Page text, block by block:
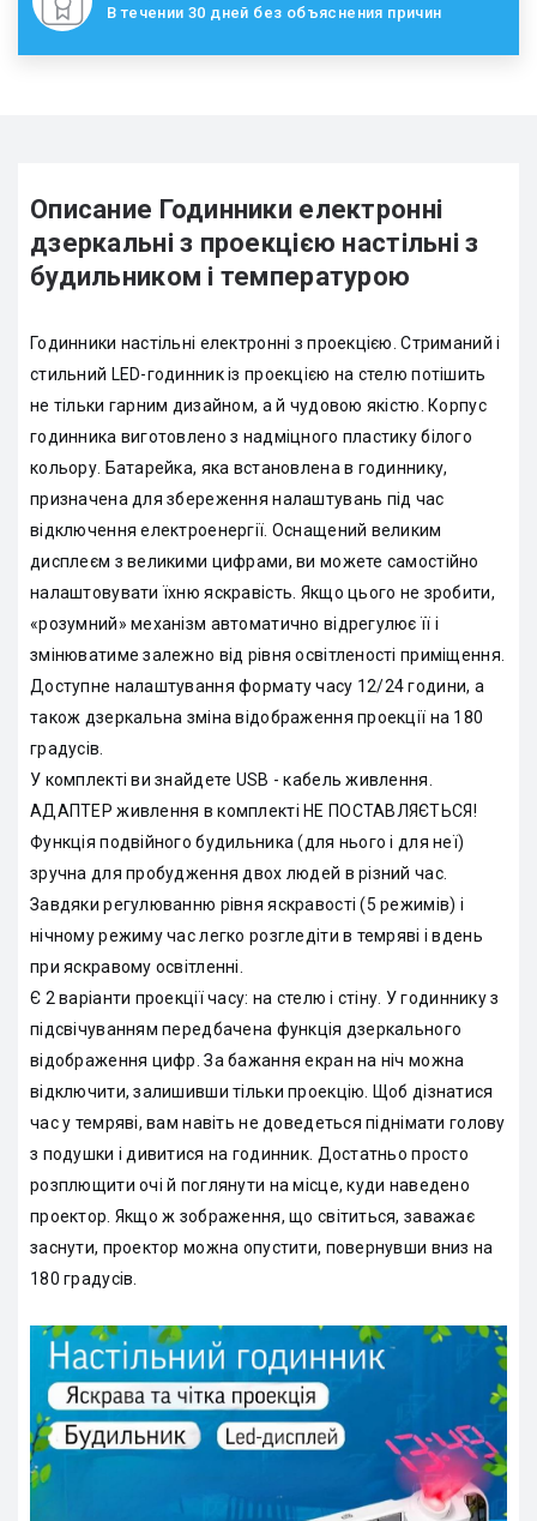
В течении 30 дней без объяснения причин
Описание Годинники електронні
дзеркальні з проекцією настільні з
будильником і температурою
Годинники настільні електронні з проекцією. Стриманий і
стильний LED-годинник із проекцією на стелю потішить
не тільки гарним дизайном, а й чудовою якістю. Корпус
годинника виготовлено з надміцного пластику білого
кольору. Батарейка, яка встановлена в годиннику,
призначена для збереження налаштувань під час
відключення електроенергії. Оснащений великим
дисплеєм з великими цифрами, ви можете самостійно
налаштовувати їхню яскравість. Якщо цього не зробити,
«розумний» механізм автоматично відрегулює її і
змінюватиме залежно від рівня освітленості приміщення.
Доступне налаштування формату часу 12/24 години, а
також дзеркальна зміна відображення проекції на 180
градусів.
У комплекті ви знайдете USB - кабель живлення.
АДАПТЕР живлення в комплекті НЕ ПОСТАВЛЯЄТЬСЯ!
Функція подвійного будильника (для нього і для неї)
зручна для пробудження двох людей в різний час.
Завдяки регулюванню рівня яскравості (5 режимів) і
нічному режиму час легко розгледіти в темряві і вдень
при яскравому освітленні.
Є 2 варіанти проекції часу: на стелю і стіну. У годиннику з
підсвічуванням передбачена функція дзеркального
відображення цифр. За бажання екран на ніч можна
відключити, залишивши тільки проекцію. Щоб дізнатися
час у темряві, вам навіть не доведеться піднімати голову
з подушки і дивитися на годинник. Достатньо просто
розплющити очі й поглянути на місце, куди наведено
проектор. Якщо ж зображення, що світиться, заважає
заснути, проектор можна опустити, повернувши вниз на
180 градусів.